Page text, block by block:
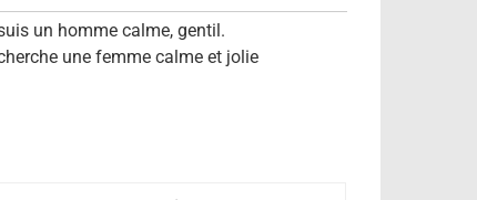
un homme calme, gentil.
une femme calme et jolie